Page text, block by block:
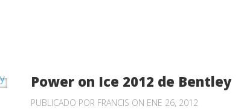
Power on Ice 2012 de Bentley
PUBLICADO POR FRANCIS ON ENE 26, 2012